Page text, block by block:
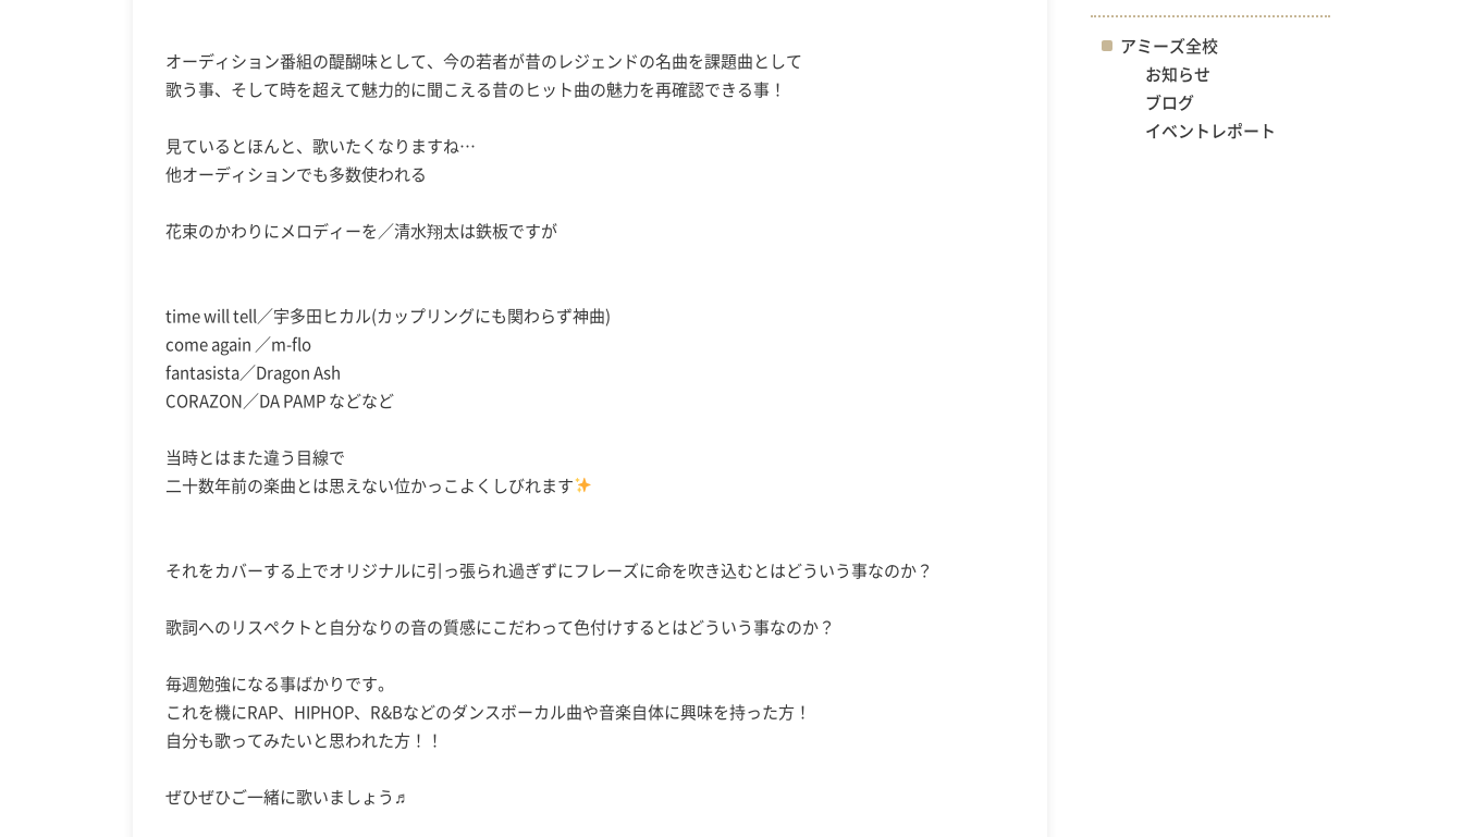
オーディション番組の醍醐味として、今の若者が昔のレジェンドの名曲を課題曲として
歌う事、そして時を超えて魅力的に聞こえる昔のヒット曲の魅力を再確認できる事！
見ているとほんと、歌いたくなりますね…
他オーディションでも多数使われる
花束のかわりにメロディーを／清水翔太は鉄板ですが
time will tell／宇多田ヒカル(カップリングにも関わらず神曲)
come again ／m-flo
fantasista／Dragon Ash
CORAZON／DA PAMP などなど
当時とはまた違う目線で
二十数年前の楽曲とは思えない位かっこよくしびれます
それをカバーする上でオリジナルに引っ張られ過ぎずにフレーズに命を吹き込むとはどういう事なのか？
歌詞へのリスペクトと自分なりの音の質感にこだわって色付けするとはどういう事なのか？
毎週勉強になる事ばかりです。
これを機にRAP、HIPHOP、R&Bなどのダンスボーカル曲や音楽自体に興味を持った方！
自分も歌ってみたいと思われた方！！
ぜひぜひご一緒に歌いましょう♬
アミーズ全校
お知らせ
ブログ
イベントレポート